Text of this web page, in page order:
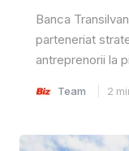
Banca
parteneriat
antreprenorii la
Team 2